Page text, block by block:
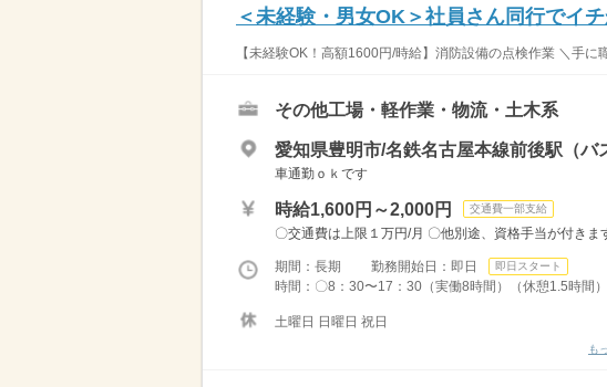
＜未経験・男女OK＞社員さん同行でイ
【未経験OK！高額1600円/時給】消防設備の点検作業 ＼手
その他工場・軽作業・物流・土木系
愛知県豊明市/名鉄名古屋本線前後駅（バ
車通勤ｏｋです
時給1,600円～2,000円 交通費一部支給
〇交通費は上限１万円/月 〇他別途、資格手当が付きま
期間：長期 勤務開始日：即日 即日スタート
時間：〇8：30〜17：30（実働8時間）（休憩1.5時間
土曜日 日曜日 祝日
も